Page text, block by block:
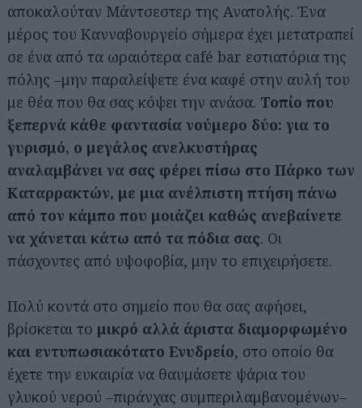
αποκαλούταν Μάντσεστερ της Ανατολής. Ένα
μέρος του Κανναβουργείο σήμερα έχει μετατραπεί
σε ένα από τα ωραιότερα café bar εστιατόρια της
πόλης –μην παραλείψετε ένα καφέ στην αυλή του
με θέα που θα σας κόψει την ανάσα. Τοπίο που
ξεπερνά κάθε φαντασία νούμερο δύο: για το
γυρισμό, ο μεγάλος ανελκυστήρας
αναλαμβάνει να σας φέρει πίσω στο Πάρκο των
Καταρρακτών, με μια ανέλπιστη πτήση πάνω
από τον κάμπο που μοιάζει καθώς ανεβαίνετε
να χάνεται κάτω από τα πόδια σας. Οι
πάσχοντες από υψοφοβία, μην το επιχειρήσετε.
Πολύ κοντά στο σημείο που θα σας αφήσει,
βρίσκεται το μικρό αλλά άριστα διαμορφωμένο
και εντυπωσιακότατο Ενυδρείο, στο οποίο θα
έχετε την ευκαιρία να θαυμάσετε ψάρια του
γλυκού νερού –πιράνχας συμπεριλαμβανομένων–